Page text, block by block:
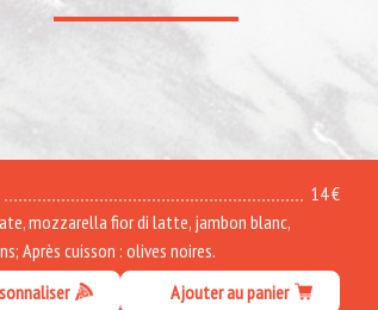
14 €
mozzarella fior di latte, jambon blanc,
Après cuisson : olives noires.
Ajouter au panier